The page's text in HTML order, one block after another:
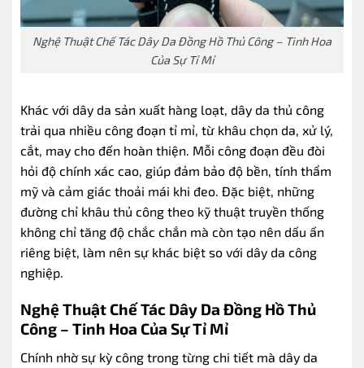
Nghệ Thuật Chế Tác Dây Da Đồng Hồ Thủ Công – Tinh Hoa
Của Sự Tỉ Mỉ
Khác với dây da sản xuất hàng loạt, dây da thủ công
trải qua nhiều công đoạn tỉ mỉ, từ khâu chọn da, xử lý,
cắt, may cho đến hoàn thiện. Mỗi công đoạn đều đòi
hỏi độ chính xác cao, giúp đảm bảo độ bền, tính thẩm
mỹ và cảm giác thoải mái khi đeo. Đặc biệt, những
đường chỉ khâu thủ công theo kỹ thuật truyền thống
không chỉ tăng độ chắc chắn mà còn tạo nên dấu ấn
riêng biệt, làm nên sự khác biệt so với dây da công
nghiệp.
Nghệ Thuật Chế Tác Dây Da Đồng Hồ Thủ
Công – Tinh Hoa Của Sự Tỉ Mỉ
Chính nhờ sự kỳ công trong từng chi tiết mà dây da